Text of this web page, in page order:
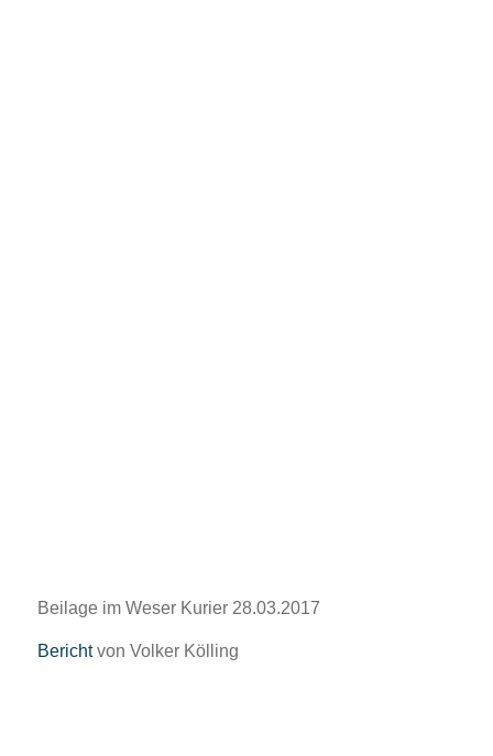
Beilage im Weser Kurier 28.03.2017
Berichtvon Volker Kölling